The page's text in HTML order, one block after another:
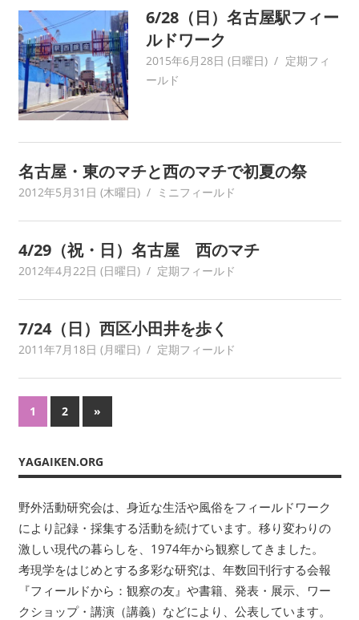
録・
採
集
す
る
活
動
を
続
け
て
い
す。
考
現
を
は
じ
め
と
す
多
な
研
究
は、
年
数
6/28（日）名古屋駅フィー
ルドワーク
2015年6月28日 (日曜日) yagaiken
定期フィ
ールド
名古屋・東のマチと西のマチで初夏の祭
2012年5月31日 (木曜日) yagaiken
ミニフィールド
4/29（祝・日）名古屋 西のマチ
2012年4月22日 (日曜日) yagaiken
定期フィールド
7/24（日）西区小田井を歩く
2011年7月18日 (月曜日) yagaiken
定期フィールド
投
の
ペ
ー
ジ
送
1 2
次
の
事
»
YAGAIKEN.ORG
野外活動研究会は、身近な生活や風俗をフィールドワーク
により記録・採集する活動を続けています。移り変わりの
激しい現代の暮らしを、1974年から観察してきました。
考現学をはじめとする多彩な研究は、年数回刊行する会報
『フィールドから：観察の友』や書籍、発表・展示、ワー
クショップ・講演（講義）などにより、公表しています。